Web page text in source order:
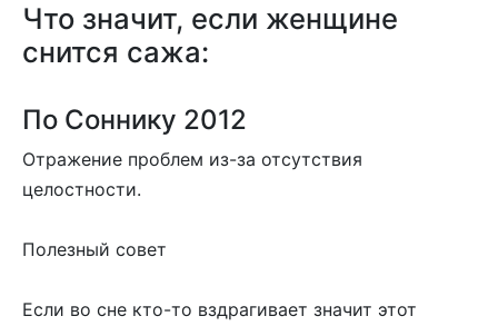
Что значит, если женщине
снится сажа:
По Соннику 2012
Отражение проблем из-за отсутствия
целостности.
Полезный совет
Если во сне кто-то вздрагивает значит этот